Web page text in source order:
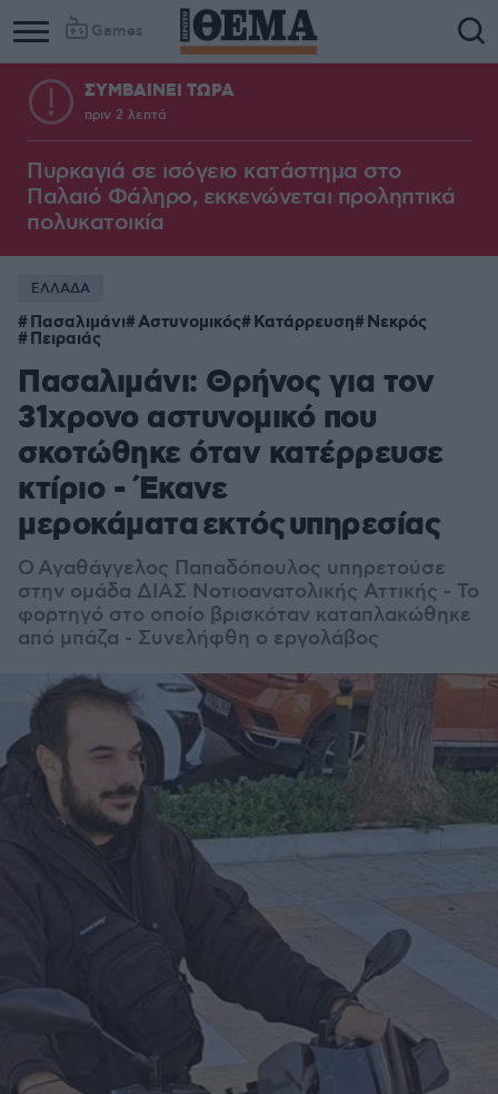
Games
ΣΥΜΒΑΙΝΕΙ ΤΩΡΑ
πριν 2 λεπτά
Πυρκαγιά σε ισόγειο κατάστημα στο
Παλαιό Φάληρο, εκκενώνεται προληπτικά
πολυκατοικία
ΕΛΛΑΔΑ
Πασαλιμάνι Αστυνομικός Κατάρρευση Νεκρός
Πειραιάς
Πασαλιμάνι: Θρήνος για τον
31χρονο αστυνομικό που
σκοτώθηκε όταν κατέρρευσε
κτίριο - Έκανε
μεροκάματα εκτός υπηρεσίας
Ο Αγαθάγγελος Παπαδόπουλος υπηρετούσε
στην ομάδα ΔΙΑΣ Νοτιοανατολικής Αττικής - Το
φορτηγό στο οποίο βρισκόταν καταπλακώθηκε
από μπάζα - Συνελήφθη ο εργολάβος